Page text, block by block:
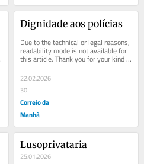
Dignidade aos polícias
Due to the technical or legal reasons,
readability mode is not available for
this article. Thank you for your kind
22.02.2026
30
Correio da
Manhã
Lusoprivataria
25.01.2026